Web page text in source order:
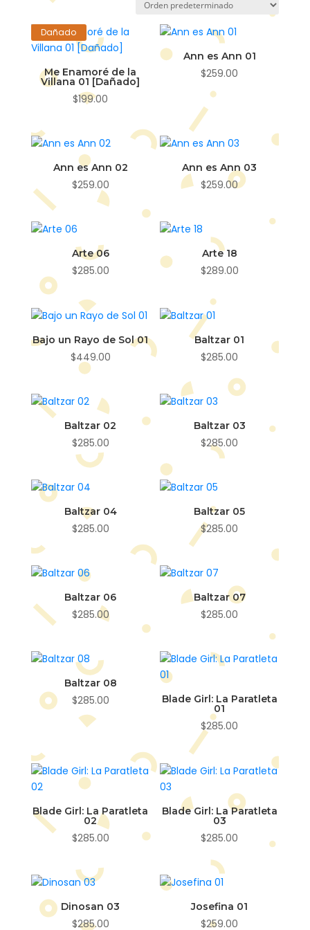
Dañado
Me Enamoré de la
Villana 01 [Dañado]
$199.00
Ann es Ann 01
$259.00
Ann es Ann 02
$259.00
Ann es Ann 03
$259.00
Arte 06
$285.00
Arte 18
$289.00
Bajo un Rayo de Sol 01
$449.00
Baltzar 01
$285.00
Baltzar 02
$285.00
Baltzar 03
$285.00
Baltzar 04
$285.00
Baltzar 05
$285.00
Baltzar 06
$285.00
Baltzar 07
$285.00
Baltzar 08
$285.00 Blade Girl: La Paratleta
01
$285.00
Blade Girl: La Paratleta
02
$285.00
Blade Girl: La Paratleta
03
$285.00
Dinosan 03
$285.00
Josefina 01
$259.00